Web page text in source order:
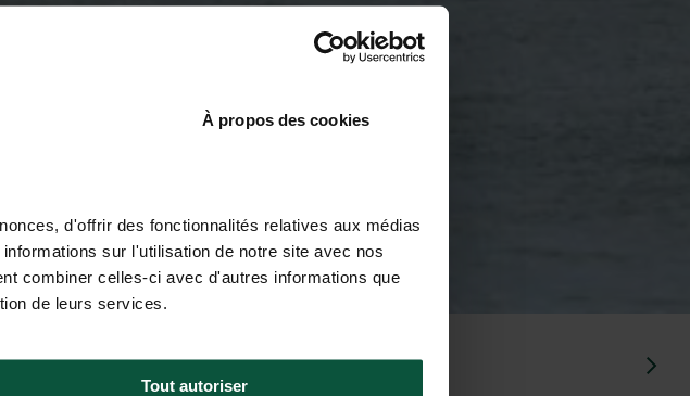
À propos des cookies
d'offrir des fonctionnalités relatives aux médias
sur l'utilisation de notre site avec nos
combiner celles-ci avec d'autres informations que
de leurs services.
Tout autoriser
Jour 2 Plage d’É